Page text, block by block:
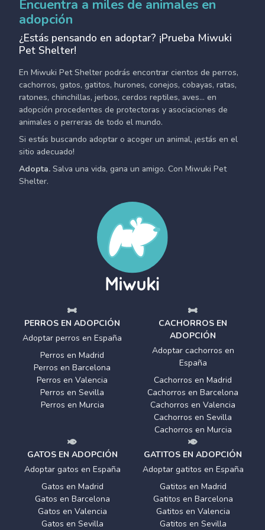
Encuentra a miles de animales en
adopción
¿Estás pensando en adoptar? ¡Prueba Miwuki
Pet Shelter!
En Miwuki Pet Shelter podrás encontrar cientos de perros,
cachorros, gatos, gatitos, hurones, conejos, cobayas, ratas,
ratones, chinchillas, jerbos, cerdos reptiles, aves... en
adopción procedentes de protectoras y asociaciones de
animales o perreras de todo el mundo.
Si estás buscando adoptar o acoger un animal, ¡estás en el
sitio adecuado!
Adopta. Salva una vida, gana un amigo. Con Miwuki Pet
Shelter.
PERROS EN ADOPCIÓN
Adoptar perros en España
Perros en Madrid
Perros en Barcelona
Perros en Valencia
Perros en Sevilla
Perros en Murcia
CACHORROS EN
ADOPCIÓN
Adoptar cachorros en
España
Cachorros en Madrid
Cachorros en Barcelona
Cachorros en Valencia
Cachorros en Sevilla
Cachorros en Murcia
GATOS EN ADOPCIÓN
Adoptar gatos en España
Gatos en Madrid
Gatos en Barcelona
Gatos en Valencia
Gatos en Sevilla
GATITOS EN ADOPCIÓN
Adoptar gatitos en España
Gatitos en Madrid
Gatitos en Barcelona
Gatitos en Valencia
Gatitos en Sevilla